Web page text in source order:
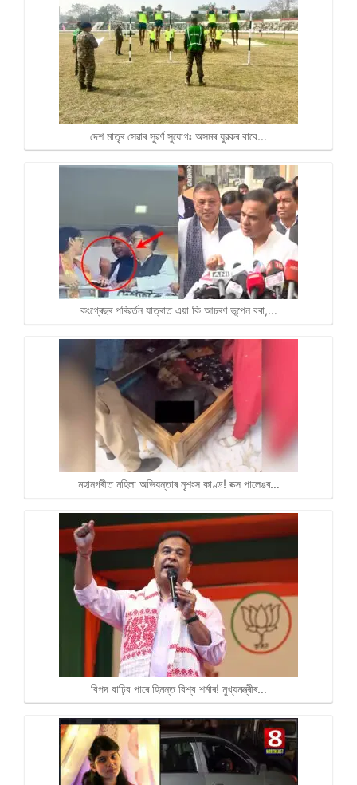
দেশ মাতৃৰ সেৱাৰ সুৱৰ্ণ সুযোগঃ অসমৰ যুৱকৰ বাবে…
কংগ্ৰেছৰ পৰিৱৰ্তন যাত্ৰাত এয়া কি আচৰণ ভূপেন বৰা,…
মহানগৰীত মহিলা অভিযন্তাৰ নৃশংস কাণ্ড! বক্স পালেঙৰ…
বিপদ বাঢ়িব পাৰে হিমন্ত বিশ্ব শৰ্মাৰ! মুখ্যমন্ত্ৰীৰ…